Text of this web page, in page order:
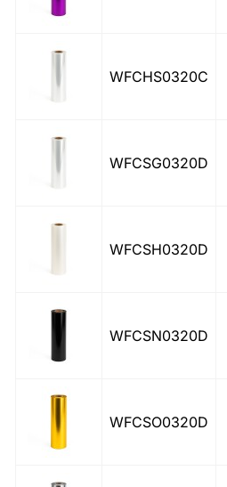
WFCHS0320C
WFCSG0320D
WFCSH0320D
WFCSN0320D
WFCSO0320D